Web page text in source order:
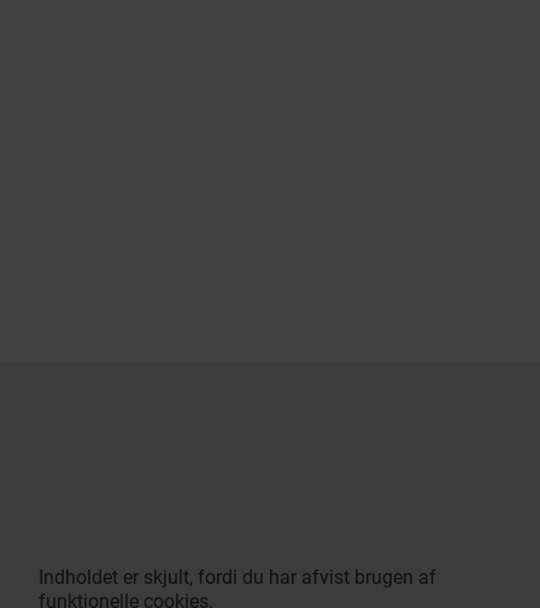
Indholdet er skjult, fordi du har afvist brugen af
funktionelle cookies.